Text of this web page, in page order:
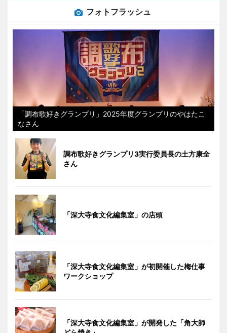
フォトフラッシュ
「調布歌好きグランプリ」2025年度グランプリのやはたこ
なさん
調布歌好きグランプリ3実行委員長の土方康全
さん
「深大寺食文化編集室」の店頭
「深大寺食文化編集室」が初開催した梅仕事
ワークショップ
「深大寺食文化編集室」が開発した「角大師